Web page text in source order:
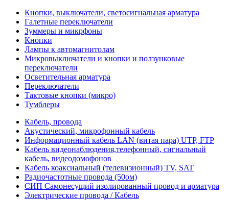
Кнопки, выключатели, светосигнальная арматура
Галетные переключатели
Зуммеры и микрфоны
Кнопки
Лампы к автомагнитолам
Микровыключатели и кнопки и ползунковые
переключатели
Осветительная арматура
Переключатели
Тактовые кнопки (микро)
Тумблеры
Кабель, провода
Акустический, микрофонный кабель
Информационный кабель LAN (витая пара) UTP, FTP
Кабель видеонаблюдения,телефонный, сигнальный
кабель, видеодомофонов
Кабель коаксиальный (телевизионный) TV, SAT
Радиочастотные провода (50ом)
СИП Самонесущий изолированный провод и арматура
Электрические провода / Кабель